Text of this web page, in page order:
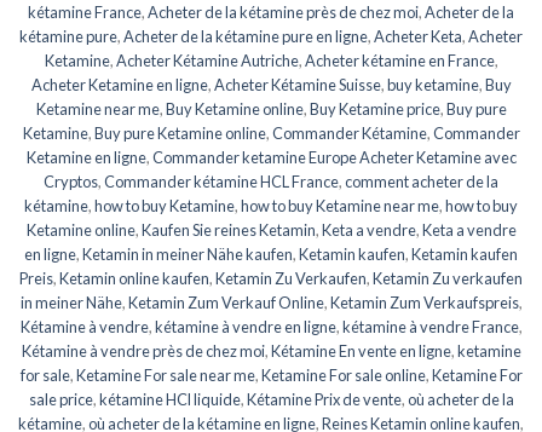
kétamine France,Acheter de la kétamine près de chez moi,Acheter de la
kétamine pure,Acheter de la kétamine pure en ligne,Acheter Keta,Acheter
Ketamine,Acheter Kétamine Autriche,Acheter kétamine en France,
Acheter Ketamine en ligne,Acheter Kétamine Suisse,buy ketamine,Buy
Ketamine near me,Buy Ketamine online,Buy Ketamine price,Buy pure
Ketamine,Buy pure Ketamine online,Commander Kétamine,Commander
Ketamine en ligne,Commander ketamine Europe Acheter Ketamine avec
Cryptos,Commander kétamine HCL France,comment acheter de la
kétamine,how to buy Ketamine,how to buy Ketamine near me,how to buy
Ketamine online,Kaufen Sie reines Ketamin,Keta a vendre,Keta a vendre
en ligne,Ketamin in meiner Nähe kaufen,Ketamin kaufen,Ketamin kaufen
Preis,Ketamin online kaufen,Ketamin Zu Verkaufen,Ketamin Zu verkaufen
in meiner Nähe,Ketamin Zum Verkauf Online,Ketamin Zum Verkaufspreis,
Kétamine à vendre,kétamine à vendre en ligne,kétamine à vendre France,
Kétamine à vendre près de chez moi,Kétamine En vente en ligne,ketamine
for sale,Ketamine For sale near me,Ketamine For sale online,Ketamine For
sale price,kétamine HCl liquide,Kétamine Prix de vente,où acheter de la
kétamine,où acheter de la kétamine en ligne,Reines Ketamin online kaufen,